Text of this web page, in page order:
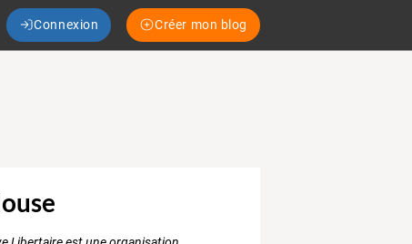
Connexion Créer mon blog